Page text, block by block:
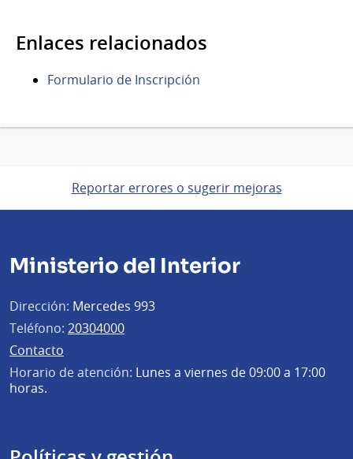
Enlaces relacionados
Formulario de Inscripción
Reportar errores o sugerir mejoras
Ministerio del Interior
Dirección: Mercedes 993
Teléfono: 20304000
Contacto
Horario de atención: Lunes a viernes de 09:00 a 17:00
horas.